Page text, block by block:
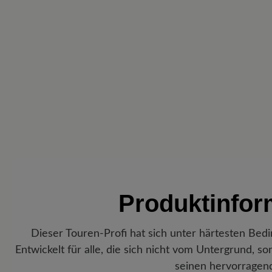
Dieser Touren-Profi hat sich unter härtesten
Entwickelt für alle, die sich nicht vom Untergrund,
seinen